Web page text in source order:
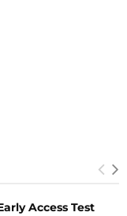
Access Test